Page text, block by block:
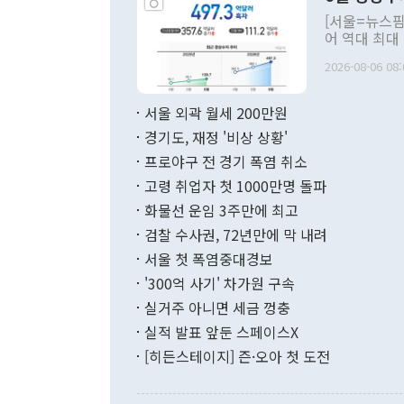
관의 대북
관 부처 장
관의 무리한
다. [정동영 통일부 장관이 지난달 23일 오후 서울 종로구 정부서울청사에
무너졌다고
함께 4자 대
"우리의 선
관은 업무
[서울=뉴스
어 역대 최
료=한국은행] 한국은행이 6일 발표한 '2026년 6월 국제수지(잠정)'
며 월간 기
196.9% 급
수출은
기록했지만
로 전환됐다.
는 배당수입
2026-08-06
서울 외곽 월세 200만원
경기도, 재정 '비상 상황'
프로야구 전 경기 폭염 취소
고령 취업자 첫 1000만명 돌파
화물선 운임 3주만에 최고
검찰 수사권, 72년만에 막 내려
서울 첫 폭염중대경보
'300억 사기' 차가원 구속
실거주 아니면 세금 껑충
실적 발표 앞둔 스페이스X
[히든스테이지] 즌·오아 첫 도전